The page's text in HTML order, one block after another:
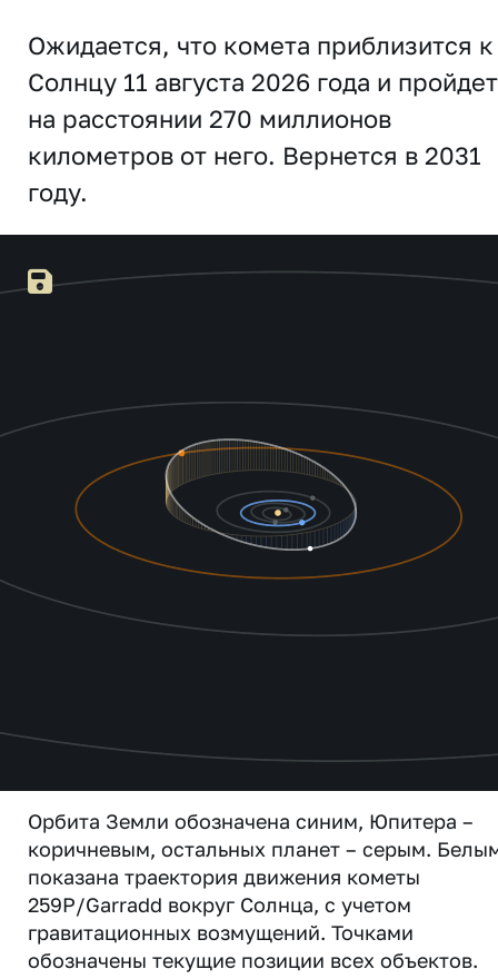
Ожидается, что комета приблизится к
Солнцу 11 августа 2026 года и пройдет
на расстоянии 270 миллионов
километров от него. Вернется в 2031
году.
Орбита Земли обозначена синим, Юпитера –
коричневым, остальных планет – серым.
показана траектория движения кометы
259P/Garradd вокруг Солнца, с учетом
гравитационных возмущений. Точками
обозначены текущие позиции всех объектов.